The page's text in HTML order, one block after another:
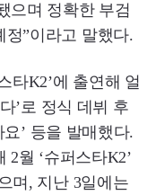
으며 정확한 부검
”이라고 말했다.
타K2’에 출연해 얼
’로 정식 데뷔 후
요’ 등을 발매했다.
2월 ‘슈퍼스타K2’
며, 지난 3일에는